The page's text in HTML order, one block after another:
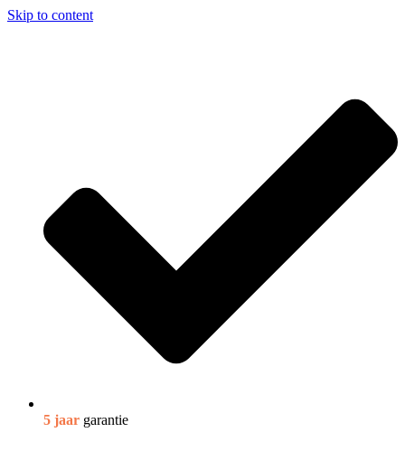
Skip to content
5 jaar garantie